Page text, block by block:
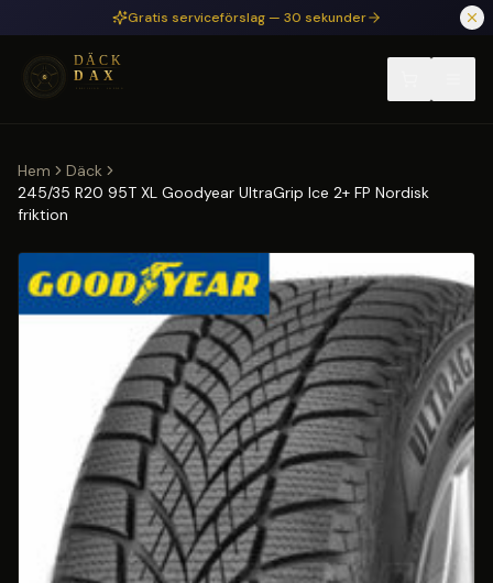
Hoppa till huvudinnehållGratis serviceförslag — 30 sekunder
Hem
Däck
245/35 R20 95T XL Goodyear UltraGrip Ice 2+ FP Nordisk
friktion